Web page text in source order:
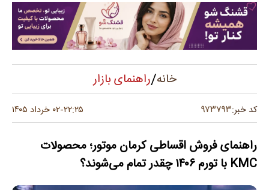
خانه/راهنمای بازار
کد خبر:۹۷۳۷۹۳ ۲۲:۲۵-۰۲ خرداد ۱۴۰۵
راهنمای فروش اقساطی کرمان موتور؛ محصولات
KMC با تورم ۱۴۰۶ چقدر تمام می‌شوند؟